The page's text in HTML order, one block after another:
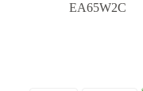
EA65W2C